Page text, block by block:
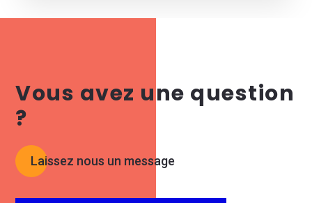
Vous avez une question
?
Laissez nous un message